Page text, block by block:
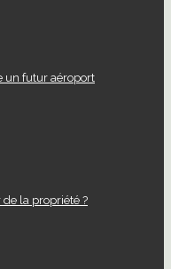
un futur aéroport
de la propriété ?